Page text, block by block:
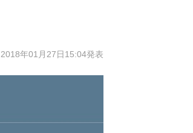
2018年01月27日15:04発表